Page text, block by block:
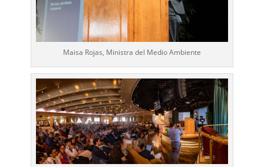
Maisa Rojas, Ministra del Medio Ambiente